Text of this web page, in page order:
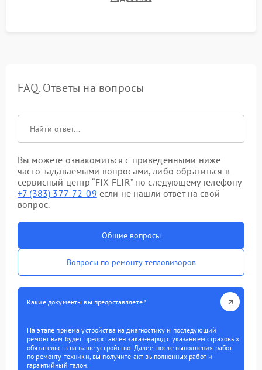
автономности работы и итоговый контроль качества.
FAQ. Ответы на вопросы
Вы можете ознакомиться с приведенными ниже
часто задаваемыми вопросами, либо обратиться в
сервисный центр “FIX-FLIR” по следующему телефону
+7 (383) 377-72-09 если не нашли ответ на свой
вопрос.
Общие вопросы
Вопросы по ремонту тепловизоров
Какие документы вы предоставляете?
На этапе приема устройства на диагностику и последующий
ремонт вам будет предоставлен заказ-наряд с указанием страховых
обязательств на ваше устройство. Далее, после выполнения работ
по ремонту техники, вы получите акт выполненных работ и
гарантийный талон.